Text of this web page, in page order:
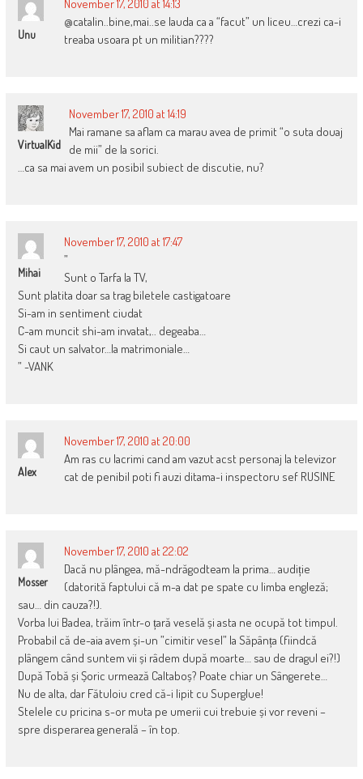
Unu
November 17, 2010 at 14:13
@catalin..bine,mai..se lauda ca a “facut” un liceu…crezi ca-i
treaba usoara pt un militian????
VirtualKid
November 17, 2010 at 14:19
Mai ramane sa aflam ca marau avea de primit “o suta douaj
de mii” de la sorici.
…ca sa mai avem un posibil subiect de discutie, nu?
Mihai
November 17, 2010 at 17:47
”
Sunt o Tarfa la TV,
Sunt platita doar sa trag biletele castigatoare
Si-am in sentiment ciudat
C-am muncit shi-am invatat,.. degeaba…
Si caut un salvator…la matrimoniale…
” -VANK
Alex
November 17, 2010 at 20:00
Am ras cu lacrimi cand am vazut acst personaj la televizor
cat de penibil poti fi auzi ditama-i inspectoru sef RUSINE
Mosser
November 17, 2010 at 22:02
Dacă nu plângea, mă-ndrăgodteam la prima… audiție
(datorită faptului că m-a dat pe spate cu limba engleză;
sau… din cauza?!).
Vorba lui Badea, trăim într-o țară veselă și asta ne ocupă tot timpul.
Probabil că de-aia avem și-un ”cimitir vesel” la Săpânța (fiindcă
plângem când suntem vii și râdem după moarte… sau de dragul ei?!)
După Tobă și Șoric urmează Caltaboș? Poate chiar un Sângerete…
Nu de alta, dar Fătuloiu cred că-i lipit cu Superglue!
Stelele cu pricina s-or muta pe umerii cui trebuie și vor reveni –
spre disperarea generală – în top.